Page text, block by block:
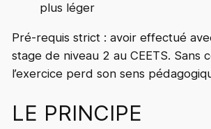
plus léger
Pré-requis strict : avoir effectué
stage de niveau 2 au CEETS. Sans
l’exercice perd son sens
LE PRINCIPE